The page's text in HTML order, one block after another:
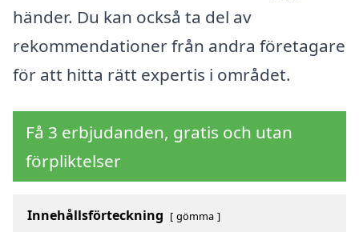
händer. Du kan också ta del av
rekommendationer från andra företagare
för att hitta rätt expertis i området.
Få 3 erbjudanden, gratis och utan
förpliktelser
Innehållsförteckning gömma